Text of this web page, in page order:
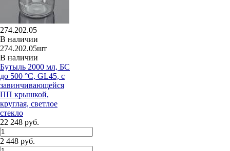
274.202.05
В наличии
274.202.05шт
В наличии
Бутыль 2000 мл, БС
до 500 °C, GL45, с
завинчивающейся
ПП крышкой,
круглая, светлое
стекло
22 248 руб.
2 448 руб.